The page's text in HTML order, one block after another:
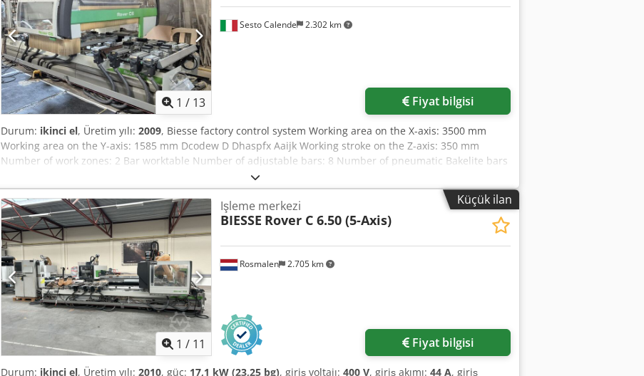
1 / 13
Sesto Calende 2.302 km
Fiyat bilgisi
Durum: ikinci el, Üretim yılı: 2009, Biesse factory control system Working area on the X-axis: 3500 mm
Working area on the Y-axis: 1585 mm Dcodew D Dhaspfx Aaijk Working stroke on the Z-axis: 350 mm
Number of work zones: 2 Bar worktable Number of adjustable bars: 8 Number of pneumatic Bakelite bars
for panel lifting: 4 3 adjustable vacuum suction cups per bar with vacuum seals to secure the panel
during machining Number of 4-axis vertical electrospindles (Vector), with automatic tool changer, HSK
taper 10-position rotary tool change system on the working head 24-position chain tool change system –
located at the rear of the chain machine Drilling head with vertical and horizontal spindles, consisting of:
- 12 vertical spindles in X - 12 vertical spindles in Y configuration - 6 horizontal spindles in X - 4 horizontal
spindles in Y configuration - 1 independent sawblade for X-grooving - Carpet-style front guard and safety
system - Perimeter safety fencing - Chip removal system with motorized conveyor belt - Conditioning
system for cooling and cleaning the machine control unit - Vacuum pump 250 m³/h TECHNICAL DETAILS
TO BE VERIFIED
Küçük ilan
1 / 11
Rosmalen 2.705 km
Işleme merkezi
BIESSE Rover C 6.50 (5-Axis)
Fiyat bilgisi
Durum: ikinci el, Üretim yılı: 2010, güç: 17,1 kW (23,25 bg), giriş voltajı: 400 V, giriş akımı: 44 A, giriş